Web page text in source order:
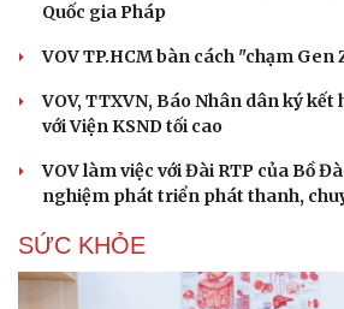
Quốc gia Pháp
VOV TP.HCM bàn cách "chạm
VOV, TTXVN, Báo Nhân dân ký
với Viện KSND tối cao
VOV làm việc với Đài RTP của Bồ
nghiệm phát triển phát thanh,
SỨC KHỎE